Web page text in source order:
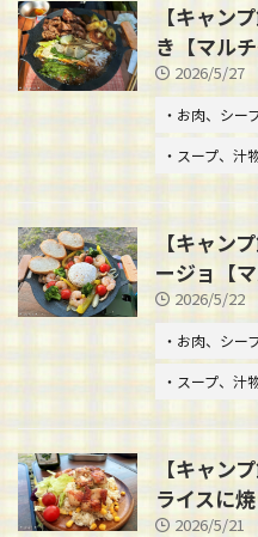
【キャン
き【マル
2026/5/27
・お肉、シー
・スープ、汁
【キャン
ージョ【
2026/5/22
・お肉、シー
・スープ、汁
【キャン
ライスに
2026/5/21